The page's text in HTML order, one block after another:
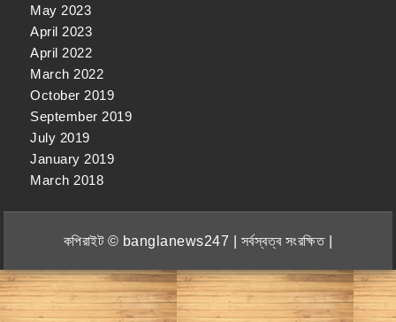
May 2023
April 2023
April 2022
March 2022
October 2019
September 2019
July 2019
January 2019
March 2018
কপিরাইট © banglanews247 | সর্বস্বত্ব সংরক্ষিত |